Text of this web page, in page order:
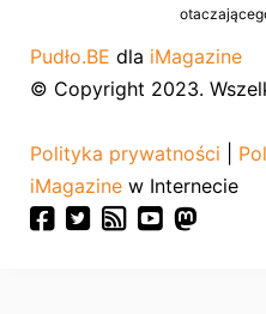
Pudło.BE dla iMagazine
© Copyright 2023.
Polityka prywatności
iMagazine w Internecie